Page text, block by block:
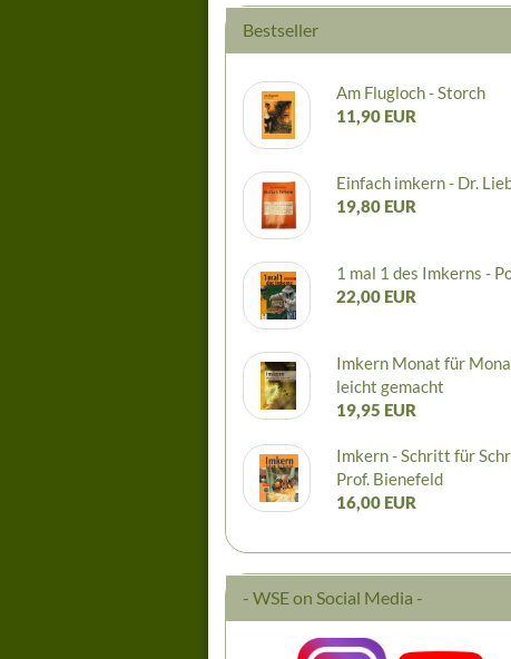
Bestseller
Am Flugloch - Storch
11,90 EUR
Einfach imkern - Dr.
19,80 EUR
1 mal 1 des Imkerns -
22,00 EUR
Imkern Monat für
leicht gemacht
19,95 EUR
Imkern - Schritt für
Prof. Bienefeld
16,00 EUR
- WSE on Social Media -